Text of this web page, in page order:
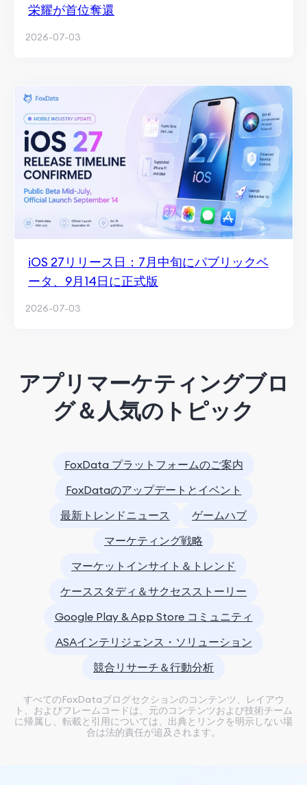
栄耀が首位奪還
2026-07-03
iOS 27リリース日：7月中旬にパブリックベ
ータ、9月14日に正式版
2026-07-03
アプリマーケティングブロ
グ＆人気のトピック
FoxData プラットフォームのご案内
FoxDataのアップデートとイベント
最新トレンドニュース
ゲームハブ
マーケティング戦略
マーケットインサイト＆トレンド
ケーススタディ＆サクセスストーリー
Google Play & App Store コミュニティ
ASAインテリジェンス・ソリューション
競合リサーチ＆行動分析
すべてのFoxDataブログセクションのコンテンツ、レイアウ
ト、およびフレームコードは、元のコンテンツおよび技術チーム
に帰属し、転載と引用については、出典とリンクを明示しない場
合は法的責任が追及されます。